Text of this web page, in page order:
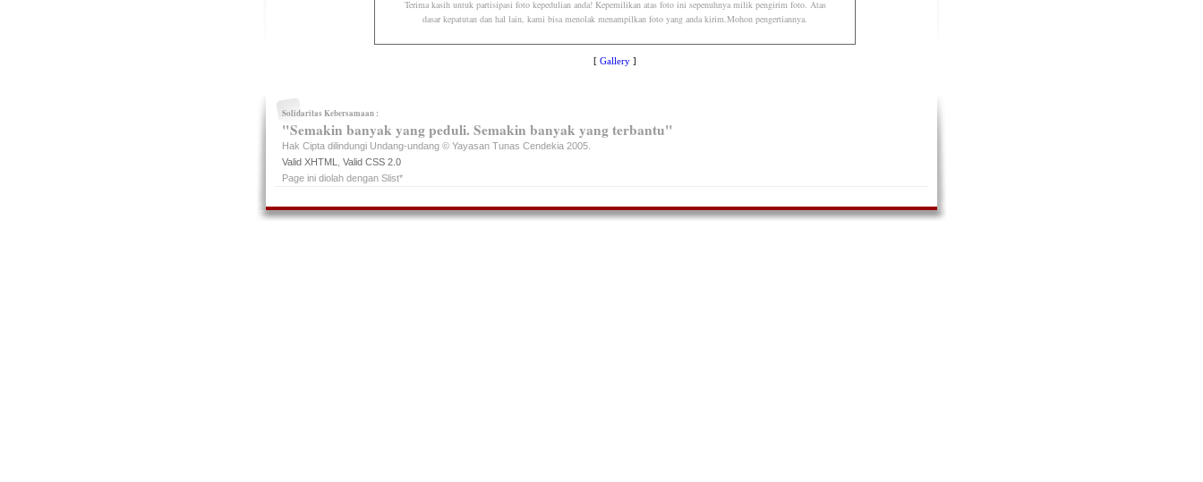
Terima kasih untuk partisipasi foto kepedulian anda! Kepemilikan atas foto ini sepenuhnya milik pengirim foto. Atas
dasar kepatutan dan hal lain, kami bisa menolak menampilkan foto yang anda kirim.Mohon pengertiannya.
[ Gallery ]
Solidaritas Kebersamaan :
"Semakin banyak yang peduli. Semakin banyak yang terbantu"
Hak Cipta dilindungi Undang-undang © Yayasan Tunas Cendekia 2005.
Valid XHTML
Valid CSS 2.0
Page ini diolah dengan Slist*